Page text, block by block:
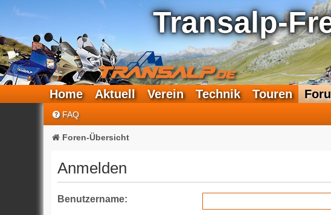
Transalp-
Home Aktuell Verein Technik Touren
FAQ
Foren-Übersicht
Anmelden
Benutzername: